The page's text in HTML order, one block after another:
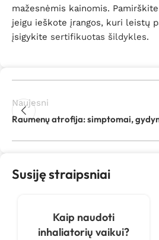
mažesnėmis kainomis.
jeigu ieškote įrangos, kuri leistų
įsigykite sertifikuotas šildykles.
Naujesni
Raumenų atrofija: simptomai,
Susiję straipsniai
Kaip naudoti
inhaliatorių vaikui?